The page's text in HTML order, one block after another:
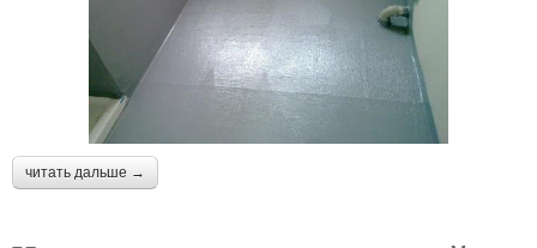
читать дальше →